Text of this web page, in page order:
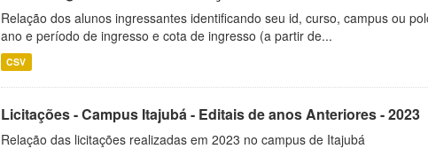
Relação dos alunos ingressantes identificando seu id, curso, campus ou
ano e período de ingresso e cota de ingresso (a partir de...
CSV
Licitações - Campus Itajubá - Editais de anos Anteriores - 2023
Relação das licitações realizadas em 2023 no campus de Itajubá